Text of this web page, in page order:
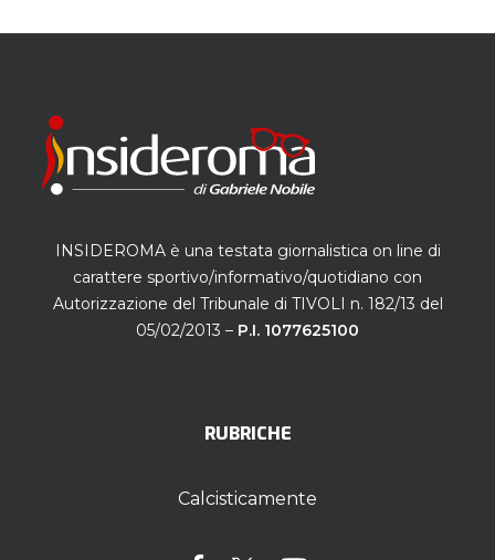
INSIDEROMA è una testata giornalistica on line di
carattere sportivo/informativo/quotidiano con
Autorizzazione del Tribunale di TIVOLI n. 182/13 del
05/02/2013 – P.I. 1077625100
RUBRICHE
Calcisticamente